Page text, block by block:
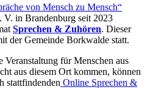
von Mensch zu Mensch“
V. in Brandenburg seit 2023
Sprechen & Zuhören. Dieser
der Gemeinde Borkwalde statt.
Veranstaltung für Menschen aus
aus diesem Ort kommen, können
stattfindenden Online Sprechen &